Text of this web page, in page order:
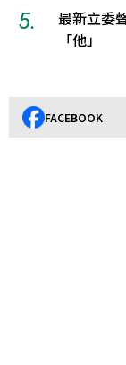
5.
最新立委
「他」
FACEBOOK